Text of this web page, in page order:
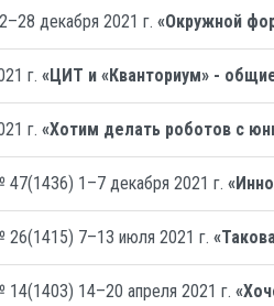
декабря 2021 г. «Окружной
г. «ЦИТ и «Кванториум» -
г. «Хотим делать роботов с
47(1436) 1–7 декабря 2021 г.
26(1415) 7–13 июля 2021 г.
14(1403) 14–20 апреля 2021 г.